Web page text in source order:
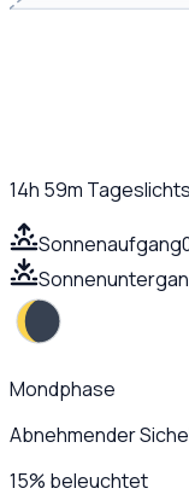
14h 59m
Sonnenaufgang
Mondphase
Abnehmender
15% beleuchtet